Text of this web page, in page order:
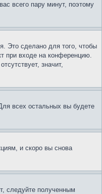
всего пару минут, поэтому
Это сделано для того, чтобы
при входе на конференцию.
отсутствует, значит,
всех остальных вы будете
и скоро вы снова
следуйте полученным